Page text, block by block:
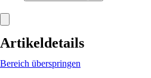
Artikeldetails
Bereich überspringen